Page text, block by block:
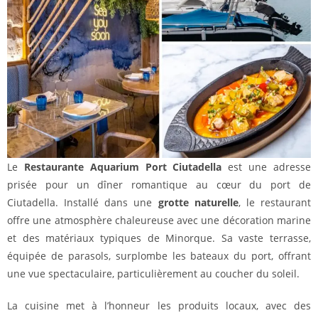
Le Restaurante Aquarium Port Ciutadella est une adresse
prisée pour un dîner romantique au cœur du port de
Ciutadella. Installé dans une grotte naturelle, le restaurant
offre une atmosphère chaleureuse avec une décoration marine
et des matériaux typiques de Minorque. Sa vaste terrasse,
équipée de parasols, surplombe les bateaux du port, offrant
une vue spectaculaire, particulièrement au coucher du soleil.
La cuisine met à l’honneur les produits locaux, avec des